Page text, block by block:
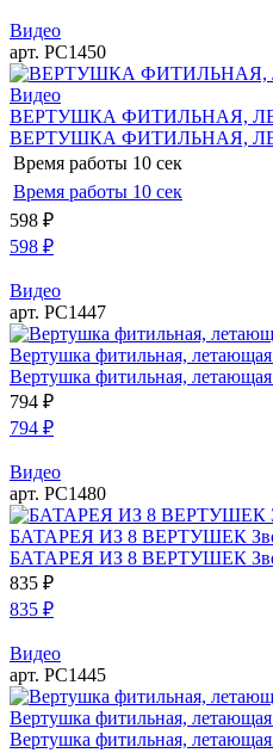
Видео
арт. РС1450
Видео
ВЕРТУШКА ФИТИЛЬНАЯ,
ВЕРТУШКА ФИТИЛЬНАЯ,
Время работы 10 сек
Время работы 10 сек
598 ₽
598 ₽
Видео
арт. РС1447
Вертушка фитильная,
Вертушка фитильная,
794 ₽
794 ₽
Видео
арт. РС1480
БАТАРЕЯ ИЗ 8 ВЕРТУШЕК
БАТАРЕЯ ИЗ 8 ВЕРТУШЕК
835 ₽
835 ₽
Видео
арт. РС1445
Вертушка фитильная,
Вертушка фитильная,